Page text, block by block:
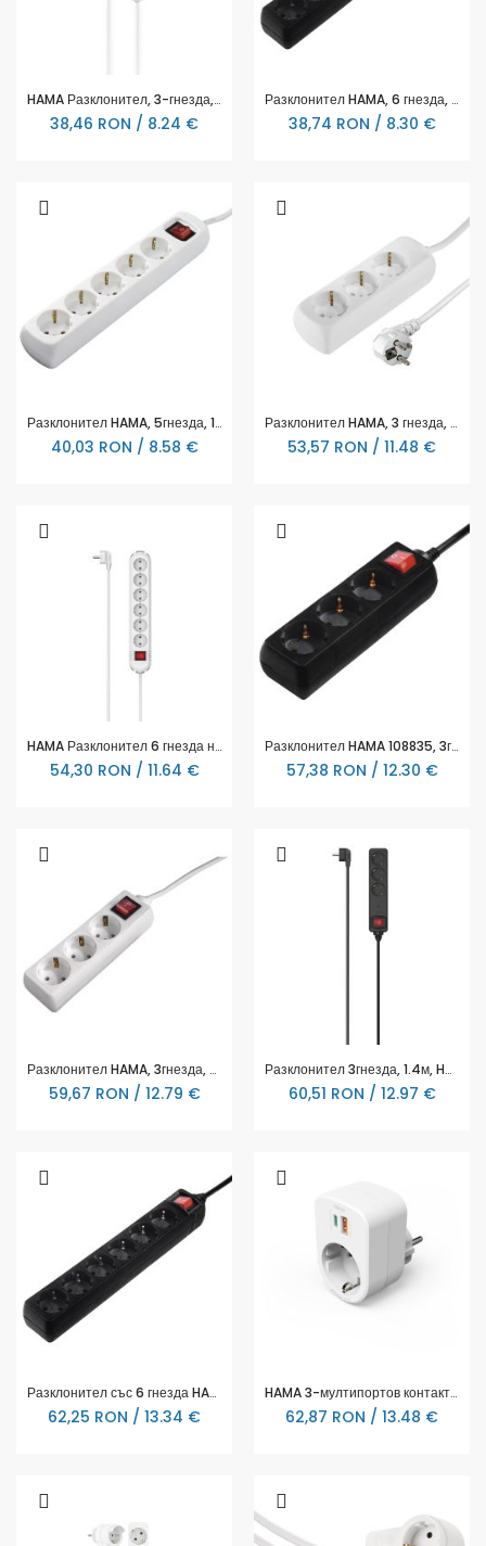
HAMA Разклонител, 3-гнезда, 2,5 м, бял
38,46 RON / 8.24 €
Разклонител HAMA, 6 гнезда, 30394
38,74 RON / 8.30 €
Разклонител HAMA, 5гнезда, 1.4м, 47842
40,03 RON / 8.58 €
Разклонител HAMA, 3 гнезда, 108842
53,57 RON / 11.48 €
HAMA Разклонител 6 гнезда на 90°, бутон за вкл./изкл., стенен монтаж, 2 м, бял
54,30 RON / 11.64 €
Разклонител HAMA 108835, 3гнезда, 108835
57,38 RON / 12.30 €
Разклонител HAMA, 3гнезда, 5м, 108815
59,67 RON / 12.79 €
Разклонител 3гнезда, 1.4м, HAMA-223151
60,51 RON / 12.97 €
Разклонител със 6 гнезда HAMA, 5м, 137266
62,25 RON / 13.34 €
HAMA 3-мултипортов контакт, 1 x USB-C PD, 1 x USB-A, 1 x Шуко контакт, 30W PD
62,87 RON / 13.48 €